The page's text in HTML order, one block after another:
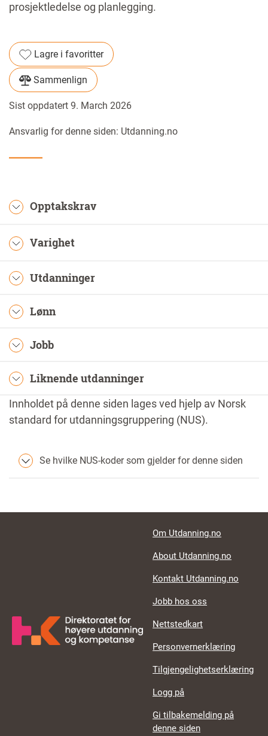
prosjektledelse og planlegging.
Lagre i favoritter
Sammenlign
Sist oppdatert 9. March 2026
Ansvarlig for denne siden: Utdanning.no
Opptakskrav
Varighet
Utdanninger
Lønn
Jobb
Liknende utdanninger
Innholdet på denne siden lages ved hjelp av Norsk
standard for utdanningsgruppering (NUS).
Se hvilke NUS-koder som gjelder for denne siden
Footer links
Om Utdanning.no
About Utdanning.no
Kontakt Utdanning.no
Jobb hos oss
Nettstedkart
Personvernerklæring
Tilgjengelighetserklæring
Logg på
Gi tilbakemelding på
denne siden